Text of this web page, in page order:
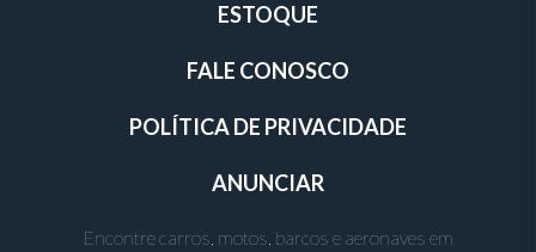
ESTOQUE
FALE CONOSCO
POLÍTICA DE PRIVACIDADE
ANUNCIAR
Encontre carros, motos, barcos e aeronaves em